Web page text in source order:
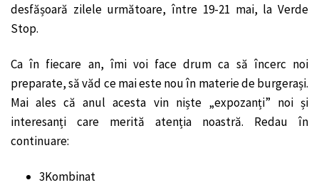
desfășoară zilele următoare, între 19-21 mai, la Verde
Stop.
Ca în fiecare an, îmi voi face drum ca să încerc noi
preparate, să văd ce mai este nou în materie de burgerași.
Mai ales că anul acesta vin niște „expozanți” noi și
interesanți care merită atenția noastră. Redau în
continuare:
3Kombinat